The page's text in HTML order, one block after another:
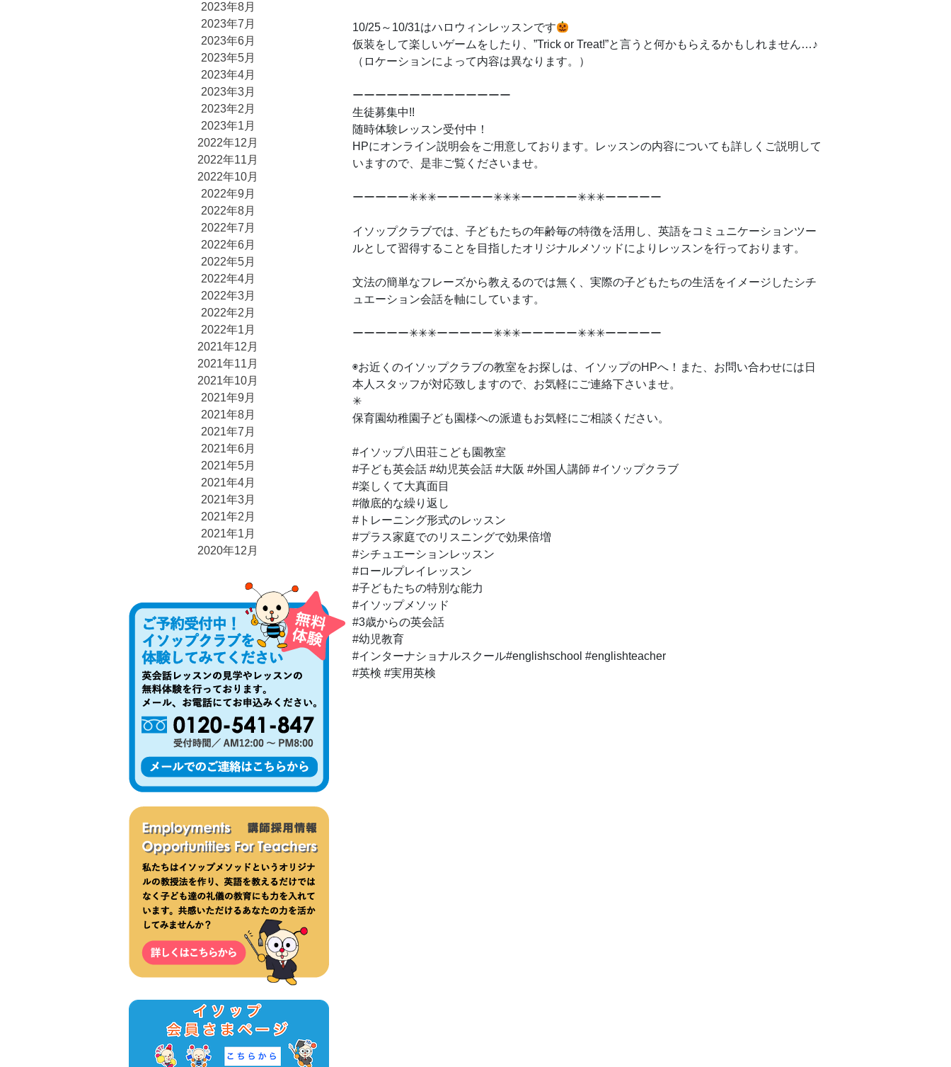
10/25～10/31はハロウィンレッスンです
仮装をして楽しいゲームをしたり、”Trick or Treat!”と言うと何かもらえるかもしれません…♪
（ロケーションによって内容は異なります。）
ーーーーーーーーーーーーーー
生徒募集中!!
随時体験レッスン受付中！
HPにオンライン説明会をご用意しております。レッスンの内容についても詳しくご説明して
いますので、是非ご覧くださいませ。
ーーーーー✳︎✳︎✳︎ーーーーー✳︎✳︎✳︎ーーーーー✳︎✳︎✳︎ーーーーー
イソップクラブでは、子どもたちの年齢毎の特徴を活用し、英語をコミュニケーションツー
ルとして習得することを目指したオリジナルメソッドによりレッスンを行っております。
文法の簡単なフレーズから教えるのでは無く、実際の子どもたちの生活をイメージしたシチ
ュエーション会話を軸にしています。
ーーーーー✳︎✳︎✳︎ーーーーー✳︎✳︎✳︎ーーーーー✳︎✳︎✳︎ーーーーー
◉お近くのイソップクラブの教室をお探しは、イソップのHPへ！また、お問い合わせには日
本人スタッフが対応致しますので、お気軽にご連絡下さいませ。
✳︎
保育園幼稚園子ども園様への派遣もお気軽にご相談ください。
#イソップ八田荘こども園教室
#子ども英会話 #幼児英会話 #大阪 #外国人講師 #イソップクラブ
#楽しくて大真面目
#徹底的な繰り返し
#トレーニング形式のレッスン
#プラス家庭でのリスニングで効果倍増
#シチュエーションレッスン
#ロールプレイレッスン
#子どもたちの特別な能力
#イソップメソッド
#3歳からの英会話
#幼児教育
#インターナショナルスクール#englishschool #englishteacher
#英検 #実用英検
2023年8月
2023年7月
2023年6月
2023年5月
2023年4月
2023年3月
2023年2月
2023年1月
2022年12月
2022年11月
2022年10月
2022年9月
2022年8月
2022年7月
2022年6月
2022年5月
2022年4月
2022年3月
2022年2月
2022年1月
2021年12月
2021年11月
2021年10月
2021年9月
2021年8月
2021年7月
2021年6月
2021年5月
2021年4月
2021年3月
2021年2月
2021年1月
2020年12月